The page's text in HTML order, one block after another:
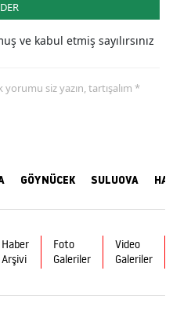
ve kabul etmiş sayılırsınız
siz yazın, tartışalım *
GÖYNÜCEK SULUOVA
Haber
Arşivi
Foto
Galeriler
Video
Galeriler